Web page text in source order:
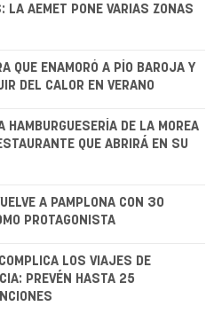
LA AEMET PONE VARIAS ZONAS
QUE ENAMORÓ A PÍO BAROJA Y
DEL CALOR EN VERANO
HAMBURGUESERÍA DE LA MOREA
QUE ABRIRÁ EN SU
A PAMPLONA CON 30
PROTAGONISTA
LOS VIAJES DE
PREVÉN HASTA 25